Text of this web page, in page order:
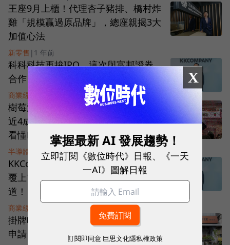
王座9月上櫃！代理杏子豬排、橋村炸
雞「規模贏過原品牌」，總座親揭3大
加值心法
新零售 | 1 年前
科科科技再拚IPO，這次與富邦證券
合作！為何改興櫃？價格多少？
商業經營 2 年前
樹莓派是什麼？為何上市1天股價飆漲
近4成？70美元AI套件魅力在哪？一文
看懂Raspberry Pi
半導體與電子產業|2 年前
KKCompany董座親上火線，5大QA回
覆上市碰壁始末：我覺得被擺了一
道！
商業經營
掛牌喊卡！路易莎重訊宣布撤回上櫃
申請，專家推測3種可能撤件原因
X
掌握最新 AI 發展趨勢！
立即訂閱《數位時代》日報、《一天
一AI》圖解日報
訂閱即同意 巨思文化隱私權政策